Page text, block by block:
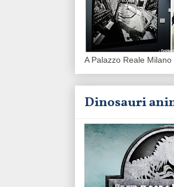
A Palazzo Reale
Dinosauri